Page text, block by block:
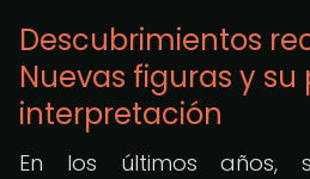
Descubrimientos
Nuevas figuras y su
interpretación
En los últimos años,